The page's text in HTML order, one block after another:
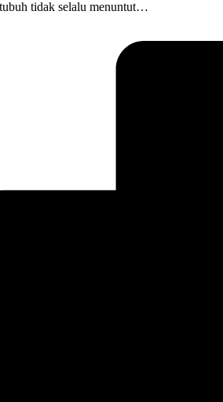
tidak selalu menuntut…